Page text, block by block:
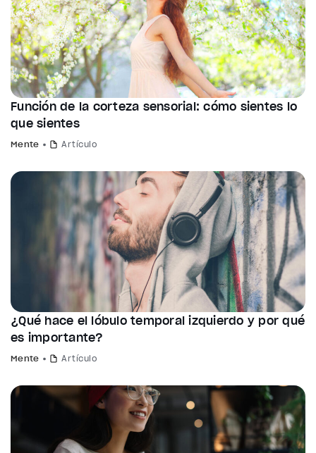
Función de la corteza sensorial: cómo sientes lo
que sientes
Mente Artículo
¿Qué hace el lóbulo temporal izquierdo y por qué
es importante?
Mente Artículo